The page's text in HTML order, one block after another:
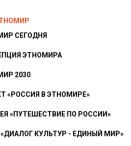
СЕГОДНЯ
ЭТНОМИРА
2030
«РОССИЯ В ЭТНОМИРЕ»
«ПУТЕШЕСТВИЕ ПО РОССИИ»
КУЛЬТУР - ЕДИНЫЙ МИР»